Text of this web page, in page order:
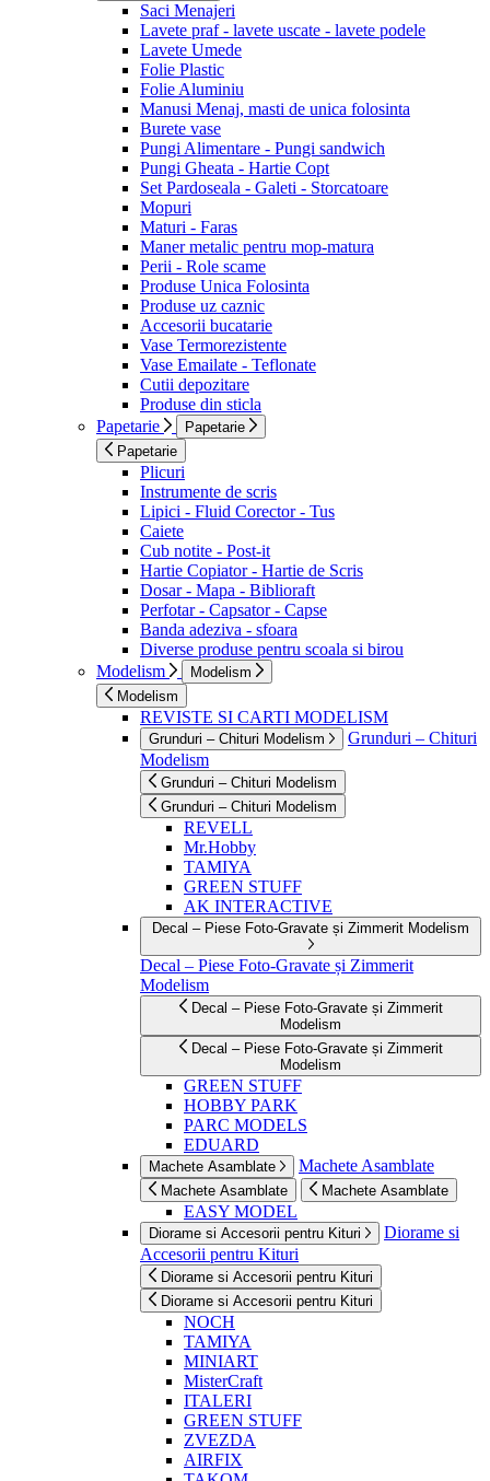
Saci Menajeri
Lavete praf - lavete uscate - lavete podele
Lavete Umede
Folie Plastic
Folie Aluminiu
Manusi Menaj, masti de unica folosinta
Burete vase
Pungi Alimentare - Pungi sandwich
Pungi Gheata - Hartie Copt
Set Pardoseala - Galeti - Storcatoare
Mopuri
Maturi - Faras
Maner metalic pentru mop-matura
Perii - Role scame
Produse Unica Folosinta
Produse uz caznic
Accesorii bucatarie
Vase Termorezistente
Vase Emailate - Teflonate
Cutii depozitare
Produse din sticla
Papetarie
Papetarie
Papetarie
Plicuri
Instrumente de scris
Lipici - Fluid Corector - Tus
Caiete
Cub notite - Post-it
Hartie Copiator - Hartie de Scris
Dosar - Mapa - Biblioraft
Perfotar - Capsator - Capse
Banda adeziva - sfoara
Diverse produse pentru scoala si birou
Modelism
Modelism
Modelism
REVISTE SI CARTI MODELISM
Grunduri – Chituri Modelism
Grunduri – Chituri
Modelism
Grunduri – Chituri Modelism
Grunduri – Chituri Modelism
REVELL
Mr.Hobby
TAMIYA
GREEN STUFF
AK INTERACTIVE
Decal – Piese Foto-Gravate și Zimmerit Modelism
Decal – Piese Foto-Gravate și Zimmerit
Modelism
Decal – Piese Foto-Gravate și Zimmerit
Modelism
Decal – Piese Foto-Gravate și Zimmerit
Modelism
GREEN STUFF
HOBBY PARK
PARC MODELS
EDUARD
Machete Asamblate Machete Asamblate
Machete Asamblate Machete Asamblate
EASY MODEL
Diorame si Accesorii pentru Kituri
Diorame si
Accesorii pentru Kituri
Diorame si Accesorii pentru Kituri
Diorame si Accesorii pentru Kituri
NOCH
TAMIYA
MINIART
MisterCraft
ITALERI
GREEN STUFF
ZVEZDA
AIRFIX